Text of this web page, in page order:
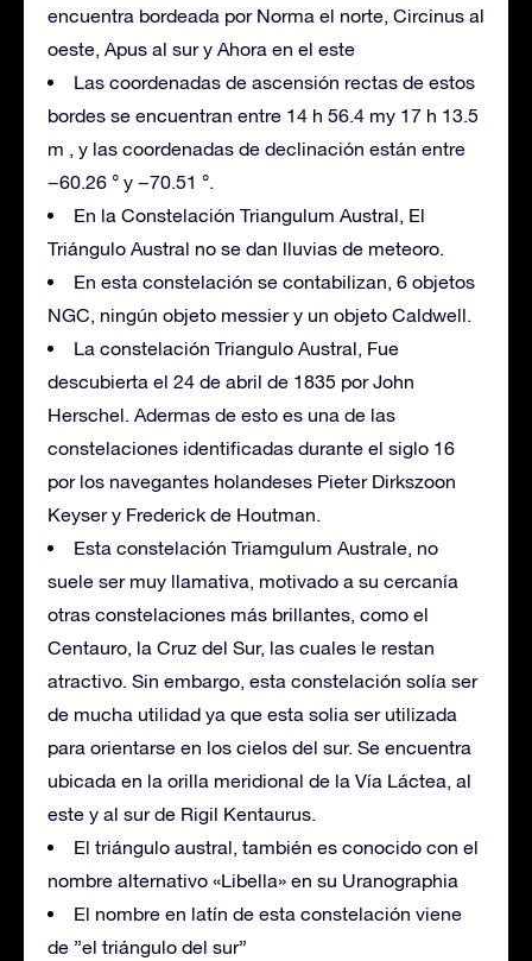
encuentra bordeada por Norma el norte, Circinus al
oeste, Apus al sur y Ahora en el este
Las coordenadas de ascensión rectas de estos
bordes se encuentran entre 14 h 56.4 my 17 h 13.5
m , y las coordenadas de declinación están entre
−60.26 ° y −70.51 °.
En la Constelación Triangulum Austral, El
Triángulo Austral no se dan lluvias de meteoro.
En esta constelación se contabilizan, 6 objetos
NGC, ningún objeto messier y un objeto Caldwell.
La constelación Triangulo Austral, Fue
descubierta el 24 de abril de 1835 por John
Herschel. Adermas de esto es una de las
constelaciones identificadas durante el siglo 16
por los navegantes holandeses Pieter Dirkszoon
Keyser y Frederick de Houtman.
Esta constelación Triamgulum Australe, no
suele ser muy llamativa, motivado a su cercanía
otras constelaciones más brillantes, como el
Centauro, la Cruz del Sur, las cuales le restan
atractivo. Sin embargo, esta constelación solía ser
de mucha utilidad ya que esta solia ser utilizada
para orientarse en los cielos del sur. Se encuentra
ubicada en la orilla meridional de la Vía Láctea, al
este y al sur de Rigil Kentaurus.
El triángulo austral, también es conocido con el
nombre alternativo «Libella» en su Uranographia
El nombre en latín de esta constelación viene
de ”el triángulo del sur”